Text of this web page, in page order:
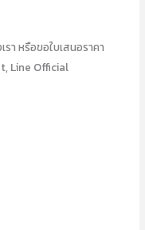
า หรือขอใบเสนอราคา
Line Official